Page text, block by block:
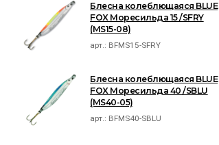
Блесна колеблющаяся BLUE
FOX Моресильда 15 /SFRY
(MS15-08)
арт.: BFMS15-SFRY
Блесна колеблющаяся BLUE
FOX Моресильда 40 /SBLU
(MS40-05)
арт.: BFMS40-SBLU